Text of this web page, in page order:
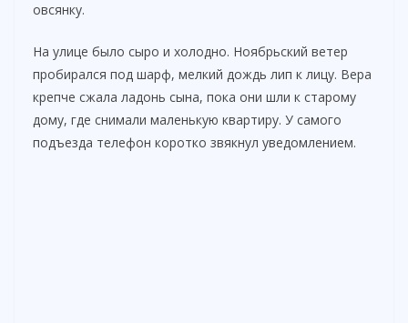
овсянку.
На улице было сыро и холодно. Ноябрьский ветер
пробирался под шарф, мелкий дождь лип к лицу. Вера
крепче сжала ладонь сына, пока они шли к старому
дому, где снимали маленькую квартиру. У самого
подъезда телефон коротко звякнул уведомлением.